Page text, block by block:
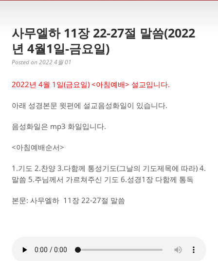
사무엘하 11장 22-27절 말씀(2022
년 4월1일-금요일)
Posted on 2022 4월 01
2022년 4월 1일(금요일) <아침예배> 설교입니다.
아래 성경본문 윗편에 설교음성화일이 있습니다.
음성화일은 mp3 화일입니다.
<아침예배순서>
1.기도 2.찬양 3.다함께 통성기도(그날의 기도제목에 따라) 4.
말씀 5.주님께서 가르쳐주신 기도 6.성경1장 다함께 통독
본문: 사무엘하 11장 22-27절 말씀